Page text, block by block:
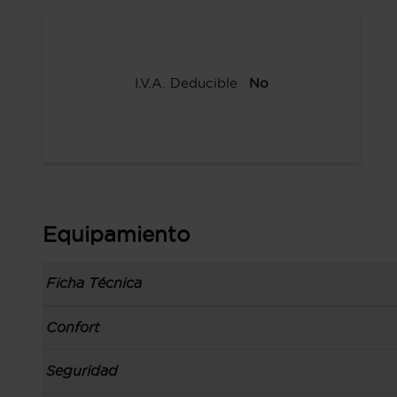
I.V.A. Deducible No
Equipamiento
Ficha Técnica
Información de la versión: número última lista
Carrocería tipo monovolumen compacto con
Confort
Toma/s de 12v en los asientos delanteros y los
Seguridad